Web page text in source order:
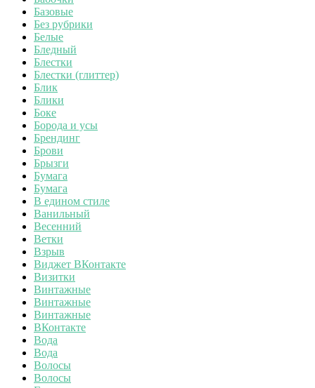
Базовые
Без рубрики
Белые
Бледный
Блестки
Блестки (глиттер)
Блик
Блики
Боке
Борода и усы
Брендинг
Брови
Брызги
Бумага
Бумага
В едином стиле
Ванильный
Весенний
Ветки
Взрыв
Виджет ВКонтакте
Визитки
Винтажные
Винтажные
Винтажные
ВКонтакте
Вода
Вода
Волосы
Волосы